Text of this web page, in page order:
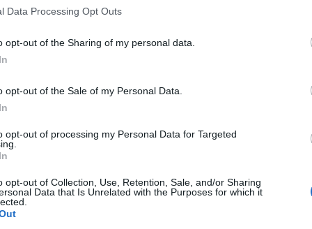
Data Processing Opt Outs
opt-out of the Sharing of my personal data.
opt-out of the Sale of my Personal Data.
opt-out of processing my Personal Data for Targeted
opt-out of Collection, Use, Retention, Sale, and/or Sharing
Data that Is Unrelated with the Purposes for which it
νομίζω στην πλειοψηφία των γυναικών, που
κι εγώ μία ατυχή εγκυμοσύνη. Είχα μία αποβολή πριν
Μας στοίχισε, στενοχωρηθήκαμε, και δεν σου
άκρο. Ήμουν στην άρνηση μετά. Μάλλον ήταν
η Ελεάνα Παπαϊωάννου.
ΔΙΑΦΗΜΙΣΗ